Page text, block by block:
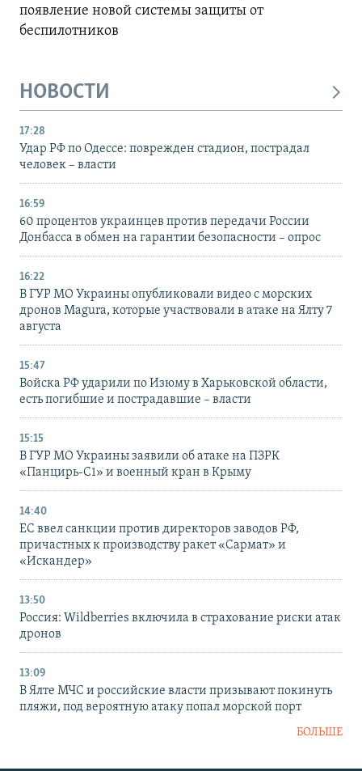
появление новой системы защиты от
беспилотников
НОВОСТИ
17:28
Удар РФ по Одессе: поврежден стадион, пострадал
человек – власти
16:59
60 процентов украинцев против передачи России
Донбасса в обмен на гарантии безопасности – опрос
16:22
В ГУР МО Украины опубликовали видео с морских
дронов Magura, которые участвовали в атаке на Ялту 7
августа
15:47
Войска РФ ударили по Изюму в Харьковской области,
есть погибшие и пострадавшие – власти
15:15
В ГУР МО Украины заявили об атаке на ПЗРК
«Панцирь-С1» и военный кран в Крыму
14:40
ЕС ввел санкции против директоров заводов РФ,
причастных к производству ракет «Сармат» и
«Искандер»
13:50
Россия: Wildberries включила в страхование риски атак
дронов
13:09
В Ялте МЧС и российские власти призывают покинуть
пляжи, под вероятную атаку попал морской порт
БОЛЬШЕ